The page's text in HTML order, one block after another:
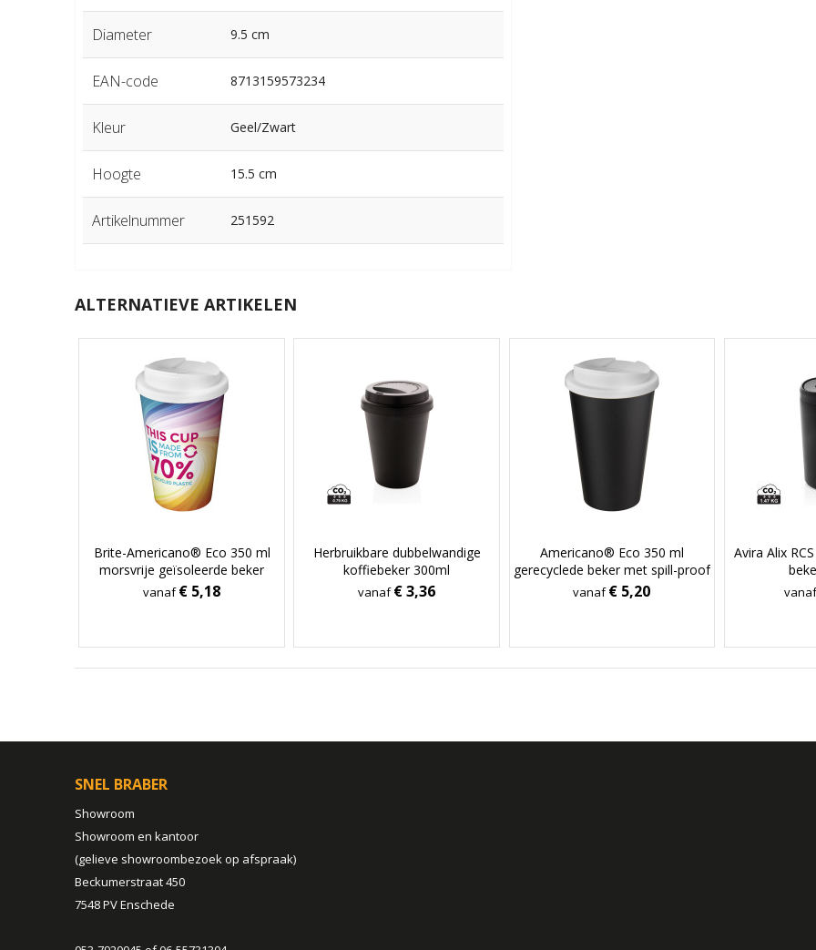
Diameter 9.5 cm
EAN-code 8713159573234
Kleur Geel/Zwart
Hoogte 15.5 cm
Artikelnummer 251592
ALTERNATIEVE ARTIKELEN
Brite-Americano® Eco 350 ml
morsvrije geïsoleerde beker
vanaf€ 5,18
Herbruikbare dubbelwandige
koffiebeker 300ml
vanaf€ 3,36
Americano® Eco 350 ml
gerecyclede beker met spill-proof
deksel
vanaf€ 5,20
Avira Alix
SNEL BRABER
Showroom
Showroom en kantoor
(gelieve showroombezoek op afspraak)
Beckumerstraat 450
7548 PV Enschede